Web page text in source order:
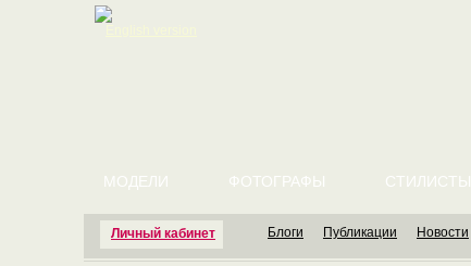
Личный кабинет
МОДЕЛИ ФОТОГРАФЫ СТИЛИСТЫ
Блоги Публикации Новости